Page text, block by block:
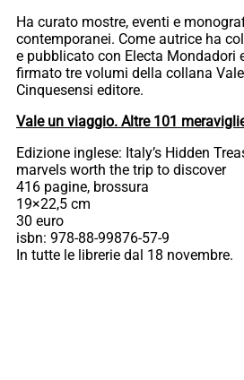
Ha curato mostre, eventi e
contemporanei. Come autrice ha
e pubblicato con Electa Mondadori
firmato tre volumi della collana
Cinquesensi editore.
Vale un viaggio. Altre 101
Edizione inglese: Italy’s Hidden
marvels worth the trip to discover
416 pagine, brossura
19×22,5 cm
30 euro
isbn: 978-88-99876-57-9
In tutte le librerie dal 18 novembre.